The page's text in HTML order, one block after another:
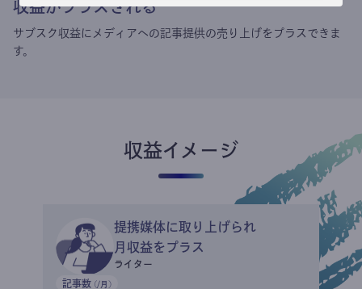
収益がプラスされる
サブスク収益にメディアへの記事提供の売り上げをプラスできま
す。
収益イメージ
提携媒体に取り上げられ
月収益をプラス
ライター
記事数 (/月)